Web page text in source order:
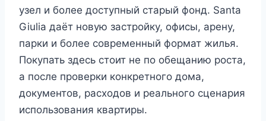
узел и более доступный старый фонд. Santa
Giulia даёт новую застройку, офисы, арену,
парки и более современный формат жилья.
Покупать здесь стоит не по обещанию роста,
а после проверки конкретного дома,
документов, расходов и реального сценария
использования квартиры.